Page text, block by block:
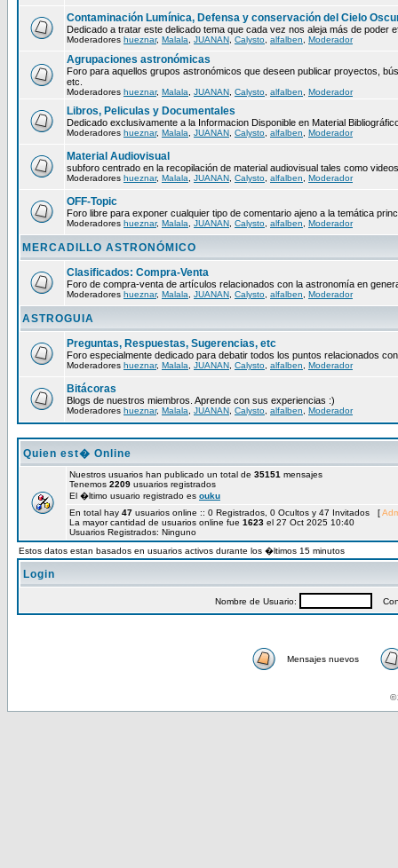
Contaminación Lumínica, Defensa y conservación del Cielo
Dedicado a tratar este delicado tema que cada vez nos aleja más de poder
Moderadores hueznar, Malala JUANAN Calysto alfalben Moderador
Agrupaciones astronómicas
Foro para aquellos grupos astronómicos que deseen publicar proyectos,
etc.
Moderadores hueznar, Malala JUANAN Calysto alfalben Moderador
Libros, Peliculas y Documentales
Dedicado exclusivamente a la Informacion Disponible en Material
Moderadores hueznar, Malala JUANAN Calysto alfalben Moderador
Material Audiovisual
subforo centrado en la recopilación de material audiovisual tales como
Moderadores hueznar, Malala JUANAN Calysto alfalben Moderador
OFF-Topic
Foro libre para exponer cualquier tipo de comentario ajeno a la temática
Moderadores hueznar, Malala JUANAN Calysto alfalben Moderador
MERCADILLO ASTRONÓMICO
Clasificados: Compra-Venta
Foro de compra-venta de artículos relacionados con la astronomía en
Moderadores hueznar, Malala JUANAN Calysto alfalben Moderador
ASTROGUIA
Preguntas, Respuestas, Sugerencias, etc
Foro especialmente dedicado para debatir todos los puntos relacionados
Moderadores hueznar, Malala JUANAN Calysto alfalben Moderador
Bitácoras
Blogs de nuestros miembros. Aprende con sus experiencias :)
Moderadores hueznar, Malala JUANAN Calysto alfalben Moderador
Quien est� Online
Nuestros usuarios han publicado un total de 35151 mensajes
Tenemos 2209 usuarios registrados
El �ltimo usuario registrado es ouku
En total hay 47 usuarios online :: 0 Registrados, 0 Ocultos y 47 Invitados [
La mayor cantidad de usuarios online fue 1623 el 27 Oct 2025 10:40
Usuarios Registrados: Ninguno
Estos datos estan basados en usuarios activos durante los �ltimos 15 minutos
Login
Nombre de Usuario:
Mensajes nuevos
©